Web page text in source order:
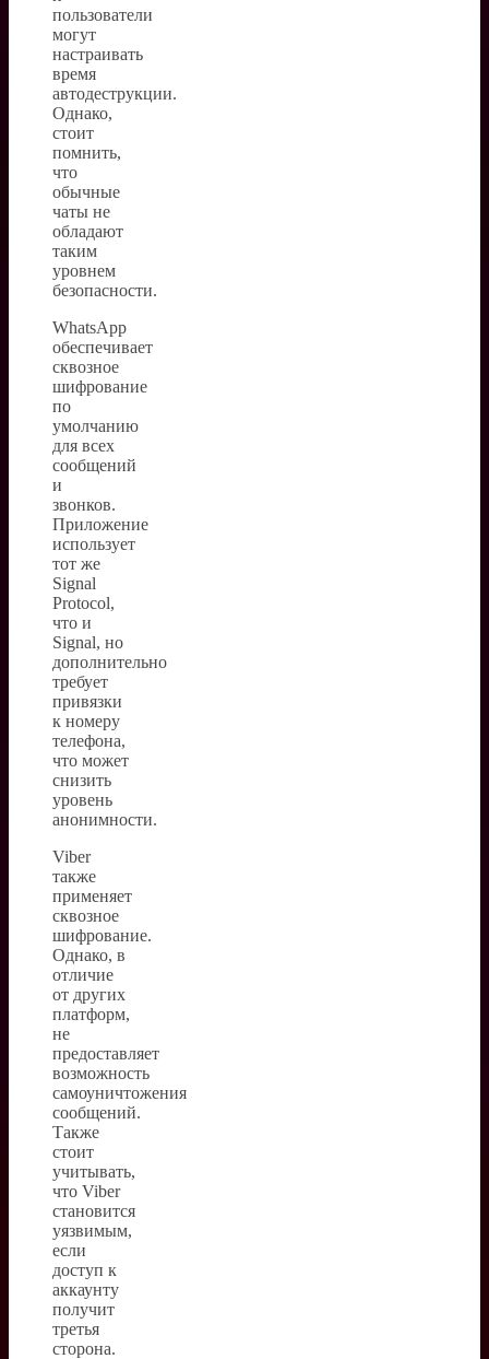
пользователи
могут
настраивать
время
автодеструкции.
Однако,
стоит
помнить,
что
обычные
чаты не
обладают
таким
уровнем
безопасности.
WhatsApp
обеспечивает
сквозное
шифрование
по
умолчанию
для всех
сообщений
и
звонков.
Приложение
использует
тот же
Signal
Protocol,
что и
Signal, но
дополнительно
требует
привязки
к номеру
телефона,
что может
снизить
уровень
анонимности.
Viber
также
применяет
сквозное
шифрование.
Однако, в
отличие
от других
платформ,
не
предоставляет
возможность
самоуничтожения
сообщений.
Также
стоит
учитывать,
что Viber
становится
уязвимым,
если
доступ к
аккаунту
получит
третья
сторона.